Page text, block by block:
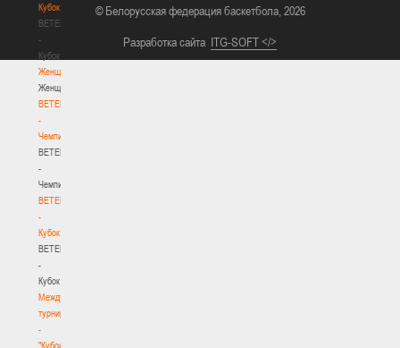
Кубок
BETERA
-
Кубок
Женщины
Женщины
BETERA
-
Чемпионат
BETERA
-
Чемпионат
BETERA
-
Кубок
BETERA
-
Кубок
Международный
турнир
-
"Кубок
© Белорусская федерация баскетбола, 2026
Разработка сайта ITG-SOFT </>